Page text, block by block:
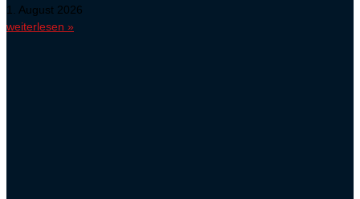
1. August 2026
weiterlesen »